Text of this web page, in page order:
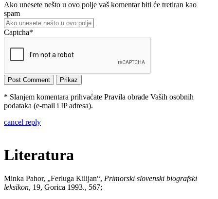
Ako unesete nešto u ovo polje vaš komentar biti će tretiran kao
spam
Captcha*
* Slanjem komentara prihvaćate Pravila obrade Vaših osobnih
podataka (e-mail i IP adresa).
cancel reply
Literatura
Minka Pahor, „Ferluga Kilijan“, Primorski slovenski biografski
leksikon, 19, Gorica 1993., 567;